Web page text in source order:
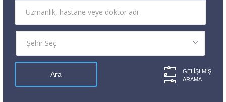
GELIŞLMIŞ
ARAMA